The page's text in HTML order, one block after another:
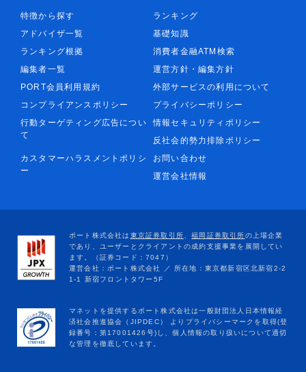
特徴から探す
ランキング
アドバイザ一覧
基礎知識
ランキング根拠
消費者金融ATM検索
編集者一覧
運営方針・編集方針
PORT会員利用規約
外部サービスの利用について
コンプライアンスポリシー
プライバシーポリシー
行動ターゲティング広告につい
て
情報セキュリティポリシー
反社会的勢力排除ポリシー
カスタマーハラスメントポリシ
ー
お問い合わせ
運営会社情報